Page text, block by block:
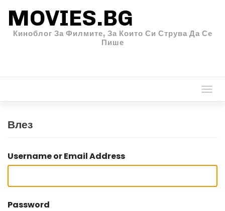
MOVIES.BG
Киноблог За Филмите, За Които Си Струва Да Се
Пише
Влез
Username or Email Address
Password